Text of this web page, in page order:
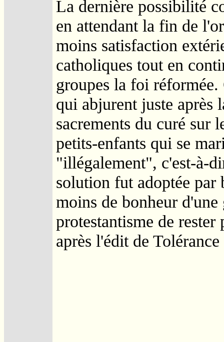
La dernière possibilité
en attendant la fin de
moins satisfaction
catholiques tout en
groupes la foi
qui abjurent juste après
sacrements du curé sur
petits-enfants qui se
"illégalement", c'est-à-
solution fut adoptée par
moins de bonheur
protestantisme de rester
après l'édit de